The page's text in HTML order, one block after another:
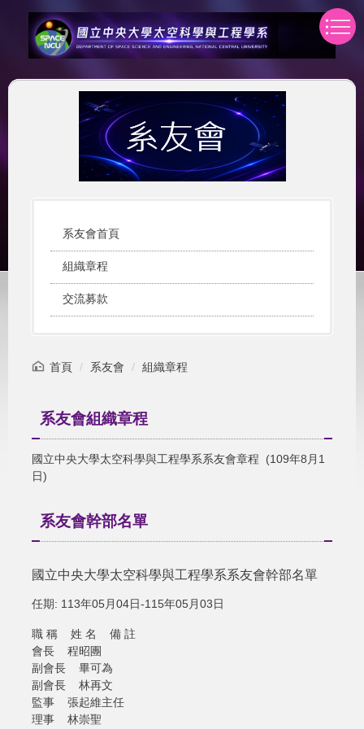
內
系友會首頁
組織章程
交流募款
首頁 系友會 組織章程
系友會組織章程
國立中央大學太空科學與工程學系系友會章程 (109年8月1
日)
系友會幹部名單
國立中央大學太空科學與工程學系系友會幹部名單
任期: 113年05月04日-115年05月03日
職 稱 姓 名 備 註
會長 程昭團
副會長 畢可為
副會長 林再文
監事 張起維主任
理事 林崇聖